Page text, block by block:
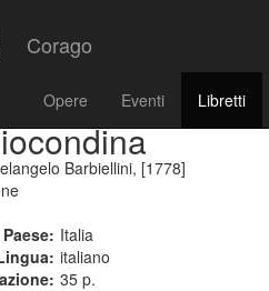
Corago
Opere Eventi Libretti
Barbiellini, [1778]
Paese: Italia
italiano
35 p.